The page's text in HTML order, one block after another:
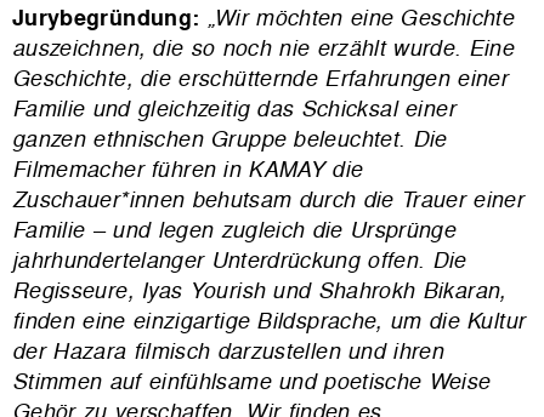
Jurybegründung: „Wir möchten eine Geschichte
auszeichnen, die so noch nie erzählt wurde. Eine
Geschichte, die erschütternde Erfahrungen einer
Familie und gleichzeitig das Schicksal einer
ganzen ethnischen Gruppe beleuchtet. Die
Filmemacher führen in KAMAY die
Zuschauer*innen behutsam durch die Trauer einer
Familie – und legen zugleich die Ursprünge
jahrhundertelanger Unterdrückung offen. Die
Regisseure, Iyas Yourish und Shahrokh Bikaran,
finden eine einzigartige Bildsprache, um die Kultur
der Hazara filmisch darzustellen und ihren
Stimmen auf einfühlsame und poetische Weise
Gehör zu verschaffen. Wir finden es